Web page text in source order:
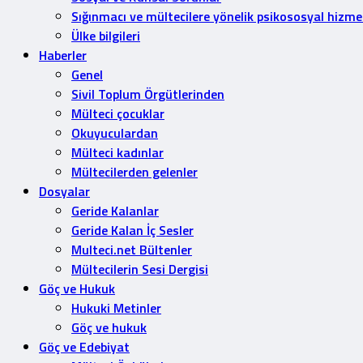
Sığınmacı ve mültecilere yönelik psikososyal
Ülke bilgileri
Haberler
Genel
Sivil Toplum Örgütlerinden
Mülteci çocuklar
Okuyuculardan
Mülteci kadınlar
Mültecilerden gelenler
Dosyalar
Geride Kalanlar
Geride Kalan İç Sesler
Multeci.net Bültenler
Mültecilerin Sesi Dergisi
Göç ve Hukuk
Hukuki Metinler
Göç ve hukuk
Göç ve Edebiyat